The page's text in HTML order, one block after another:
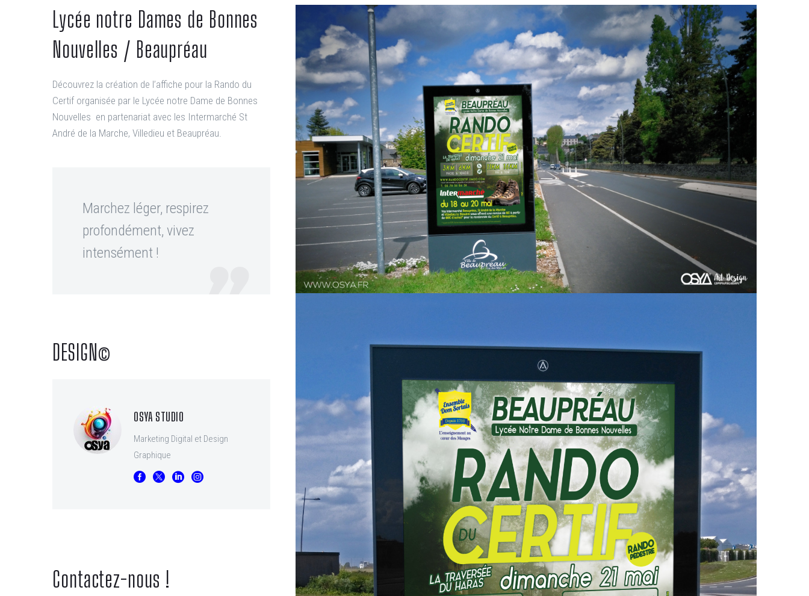
Lycée notre Dames de Bonnes
Nouvelles / Beaupréau
Découvrez la création de l’affiche pour la Rando du
Certif organisée par le Lycée notre Dame de Bonnes
Nouvelles en partenariat avec les Intermarché St
André de la Marche, Villedieu et Beaupréau.
Marchez léger, respirez
profondément, vivez
intensément !
DESIGN©
OSYA STUDIO
Marketing Digital et Design
Graphique
Contactez-nous !